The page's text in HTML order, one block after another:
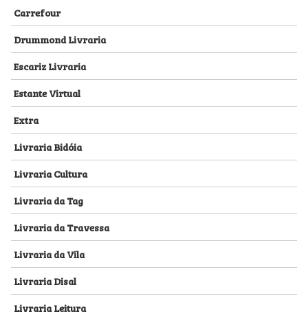
Carrefour
Drummond Livraria
Escariz Livraria
Estante Virtual
Extra
Livraria Bidóia
Livraria Cultura
Livraria da Tag
Livraria da Travessa
Livraria da Vila
Livraria Disal
Livraria Leitura